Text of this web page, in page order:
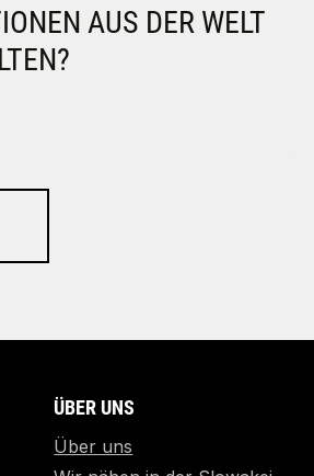
AUS DER WELT
ÜBER UNS
Über uns